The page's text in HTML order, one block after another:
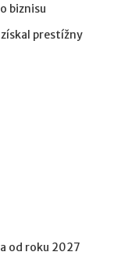
biznisu
prestížny
od roku 2027